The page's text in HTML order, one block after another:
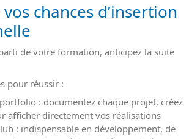
chances d’insertion
de votre formation, anticipez la suite
pour réussir :
: documentez chaque projet, créez
afficher directement vos réalisations
: indispensable en développement, de